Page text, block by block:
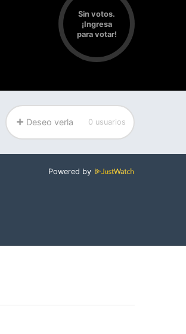
Sin votos.
¡Ingresa
para votar!
Deseo verla 0 usuarios
Powered by